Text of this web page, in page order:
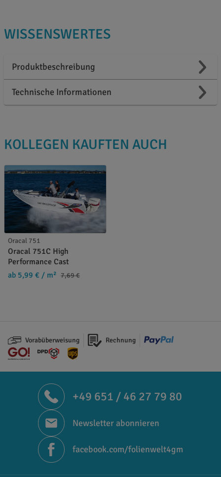
WISSENSWERTES
Produktbeschreibung
Technische Informationen
KOLLEGEN KAUFTEN AUCH
Oracal 751
Oracal 751C High
Performance Cast
ab 5,99 € / m² 7,69 €
Vorabüberweisung Rechnung
+49 651 / 46 27 79 80
Newsletter abonnieren
facebook.com/folienwelt4gm